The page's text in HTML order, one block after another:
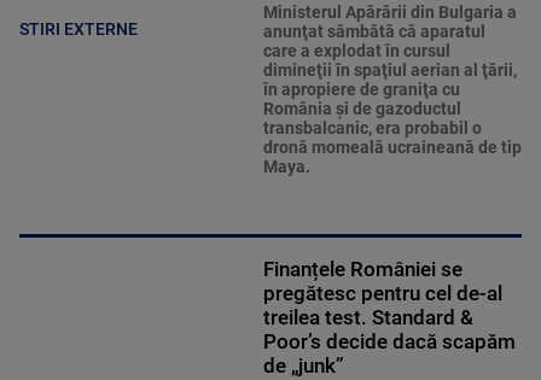
STIRI EXTERNE
Ministerul Apărării din Bulgaria a
anunţat sâmbătă că aparatul
care a explodat în cursul
dimineţii în spaţiul aerian al ţării,
în apropiere de graniţa cu
România şi de gazoductul
transbalcanic, era probabil o
dronă momeală ucraineană de tip
Maya.
Finanțele României se
pregătesc pentru cel de-al
treilea test. Standard &
Poor’s decide dacă scapăm
de „junk”